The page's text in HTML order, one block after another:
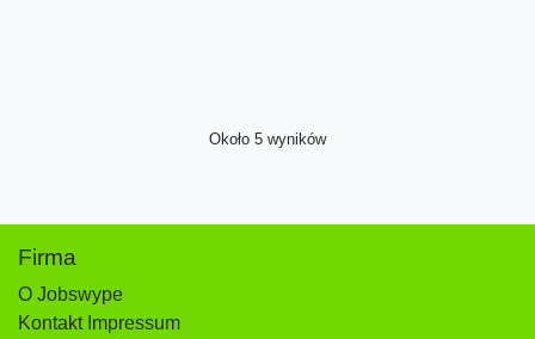
Około 5 wyników
Firma
O Jobswype
Kontakt Impressum